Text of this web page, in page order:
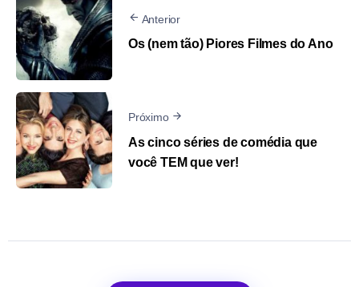
Anterior
Os (nem tão) Piores Filmes do Ano
Próximo
As cinco séries de comédia que
você TEM que ver!